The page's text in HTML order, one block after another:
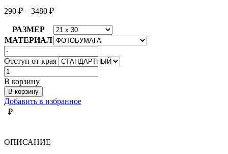
290 ₽ – 3480 ₽
РАЗМЕР
МАТЕРИАЛ
Отступ от края
Количество
товара
ЯХТЫ
В
МОРЕ
В корзину
В корзину
Добавить в избранное
₽
ОПИСАНИЕ